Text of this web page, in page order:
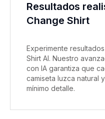
Resultados
Change Shirt
Experimente
Shirt AI. Nuestro
con IA garantiza que
camiseta luzca natural
mínimo detalle.